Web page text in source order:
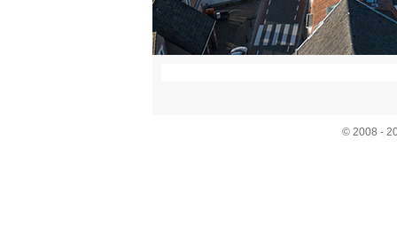
© 2008 -